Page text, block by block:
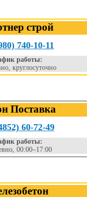
строй
740-10-11
работы:
круглосуточно
Поставка
60-72-49
работы:
00:00–17:00